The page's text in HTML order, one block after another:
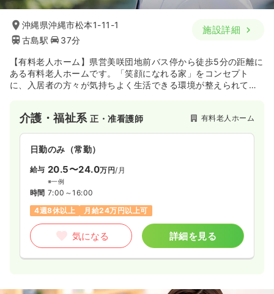
沖縄県沖縄市松本1-11-1
古島駅
37分
施設詳細
【有料老人ホーム】県営美咲団地前バス停から徒歩5分の距離に
ある有料老人ホームです。「笑顔になれる家」をコンセプト
に、入居者の方々が気持ちよく生活できる環境が整えられてい
介護・福祉系正・准看護師 有料老人ホーム
日勤のみ（常勤）
給与 20.5〜24.0万円/月
※一例
時間 7:00～16:00
4週8休以上
月給24万円以上可
気になる 詳細を見る